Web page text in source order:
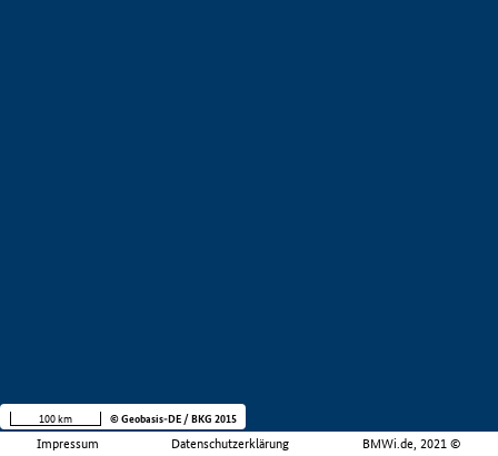
Impressum Datenschutzerklärung BMWi.de, 2021 ©
100 km © Geobasis-DE / BKG 2015